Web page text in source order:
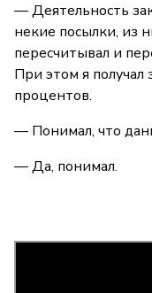
— Деятельность
некие посылки, из
пересчитывал и
При этом я получал
процентов.
— Понимал, что
— Да, понимал.